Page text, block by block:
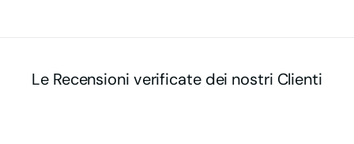
Le Recensioni verificate dei nostri Clienti